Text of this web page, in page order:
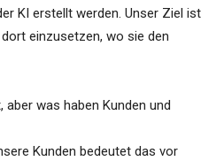
KI erstellt werden. Unser Ziel ist
einzusetzen, wo sie den
was haben Kunden und
Kunden bedeutet das vor